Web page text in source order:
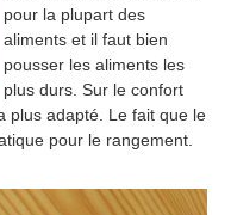
pour la plupart des
aliments et il faut bien
pousser les aliments les
plus durs. Sur le confort
plus adapté. Le fait que le
pour le rangement.